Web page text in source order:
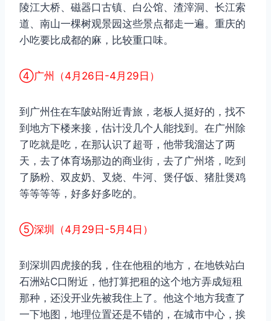
陵江大桥、磁器口古镇、白公馆、渣滓洞、长江索
道、南山一棵树观景园这些景点都走一遍。重庆的
小吃要比成都的麻，比较重口味。
④广州（4月26日-4月29日）
到广州住在车陂站附近青旅，老板人挺好的，找不
到地方下楼来接，估计没几个人能找到。在广州除
了吃就是吃，在那认识了超哥，他带我溜达了两
天，去了体育场那边的商业街，去了广州塔，吃到
了肠粉、双皮奶、叉烧、牛河、煲仔饭、猪肚煲鸡
等等等等，好多好多吃的。
⑤深圳（4月29日-5月4日）
到深圳四虎接的我，住在他租的地方，在地铁站白
石洲站C口附近，他打算把租的这个地方弄成短租
那种，还没开业先被我住上了。他这个地方我查了
一下地图，地理位置还是不错的，在城市中心，挨